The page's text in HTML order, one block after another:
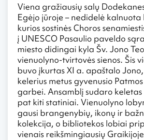
Viena gražiausių salų
Egėjo jūroje – nedidelė kalnuota
kurios sostinės Choros
į UNESCO Pasaulio paveldo
miesto didingai kyla Šv. Jono
vienuolyno-tvirtovės sienos. Šis
buvo įkurtas XI a. apaštalo
kelerius metus gyvenusio
garbei. Ansamblį sudaro
pat kiti statiniai. Vienuolyno
gausi brangenybių, ikonų ir
kolekcija, o bibliotekos lobiai
vienais reikšmingiausių